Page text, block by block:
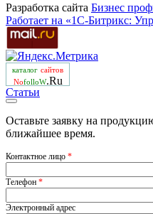
Разработка сайта Бизнеc
Работает на «1С-Битрикс:
каталог сайтов
NofolloW.Ru
Статьи
Оставьте заявку на
ближайшее время.
Контактное лицо *
Телефон *
Электронный адрес